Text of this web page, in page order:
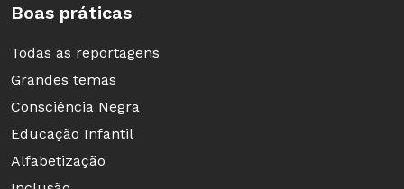
Boas práticas
Todas as reportagens
Grandes temas
Consciência Negra
Educação Infantil
Alfabetização